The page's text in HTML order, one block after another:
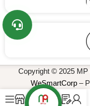
Copyright © 2025 MP
WeSmartCorp–